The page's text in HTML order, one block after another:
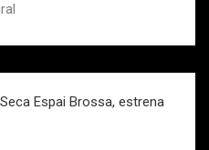
Espai Brossa, estrena